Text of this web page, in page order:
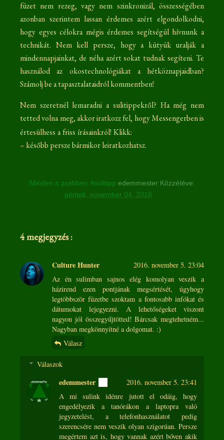
füzet nem rezeg, vagy nem szinkronizál, összességében
azonban szerintem lassan érdemes azért elgondolkodni,
hogy egyes célokra mégis érdemes segítségül hívnunk a
technikát. Nem kell persze, hogy a kütyük uralják a
mindennapjainkat, de néha azért sokat tudnak segíteni. Te
használod az okostechnológiákat a hétköznapjaidban?
Számolj be a tapasztalataidról kommentben!
Nem szeretnél lemaradni a sulitippekről? Ha még nem
tetted volna meg, akkor iratkozz fel, hogy Messengerben is
értesülhess a friss írásainkról! Klikk:
– később persze bármikor leiratkozhatsz.
Minden a zsebben #sulitipp edemmester Közzétéve:
péntek, november 04, 2016
4 megjegyzés :
Culture Hunter
2016. november 5. 23:04
Az én sulimban sajnos elég komolyan veszik a
házirend ezen pontjának megsértését, úgyhogy
legtöbbször füzetbe szoktam a fontosabb infókat és
dátumokat lejegyezni. A lehetőségeket viszont
nagyon jól összegyűjtötted! Bárcsak megtehetném...
Nagyban megkönnyítné a dolgomat. :)
Válasz
Válaszok
edemmester
2016. november 5. 23:41
A mi sulink idénre jutott el odáig, hogy
engedélyezik a tanórákon a laptopra való
jegyzetelést, a telefonhasználatot pedig
szerencsére nem veszik olyan szigorúan. Persze
megértem azt is, hogy vannak azért bőven akik